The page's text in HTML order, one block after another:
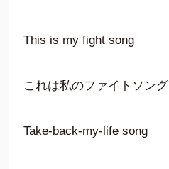
This is my fight song
これは私のファイトソング
Take-back-my-life song